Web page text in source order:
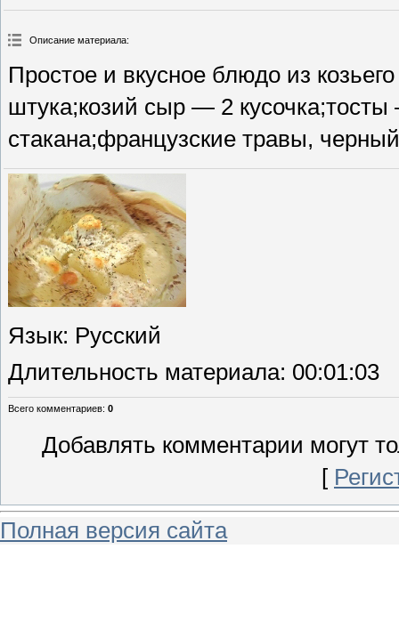
Описание материала:
Простое и вкусное блюдо из
штука;козий сыр — 2
стакана;французские травы,
Язык: Русский
Длительность материала: 00:01:03
Всего комментариев: 0
Добавлять комментарии могут
[
Полная версия сайта